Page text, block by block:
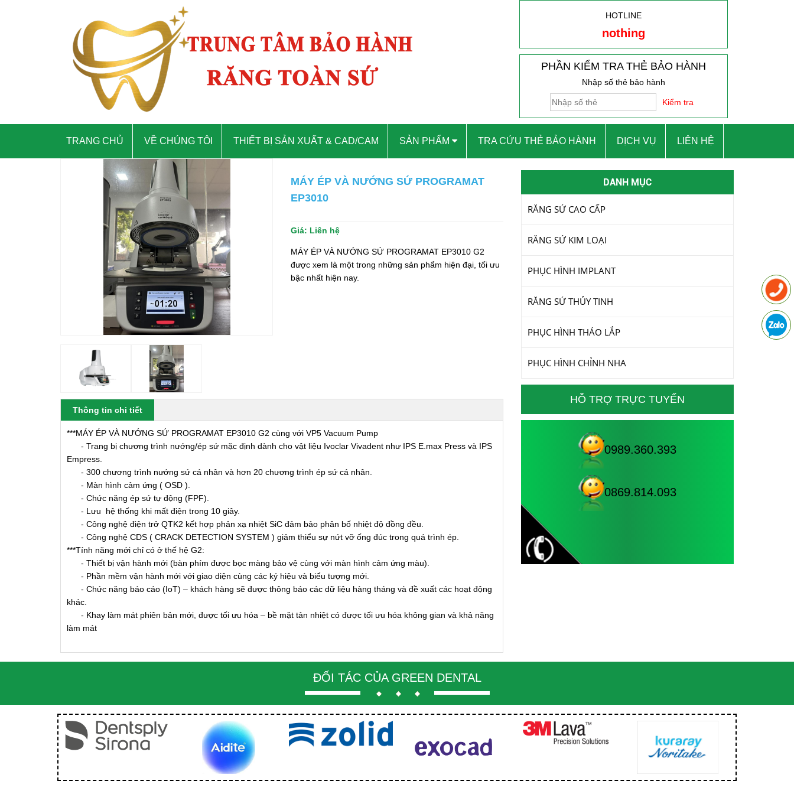
HOTLINE
nothing
PHẦN KIỂM TRA THẺ BẢO HÀNH
Nhập số thẻ bảo hành
Kiểm tra
TRANG CHỦ VỀ CHÚNG TÔI THIẾT BỊ SẢN XUẤT & CAD/CAM SẢN PHẨM TRA CỨU THẺ BẢO HÀNH DỊCH VỤ LIÊN HỆ
MÁY ÉP VÀ NƯỚNG SỨ PROGRAMAT
EP3010
Giá: Liên hệ
MÁY ÉP VÀ NƯỚNG SỨ PROGRAMAT EP3010 G2
được xem là một trong những sản phẩm hiện đại, tối ưu
bậc nhất hiện nay.
Thông tin chi tiết
***MÁY ÉP VÀ NƯỚNG SỨ PROGRAMAT EP3010 G2 cùng với VP5 Vacuum Pump
- Trang bị chương trình nướng/ép sứ mặc định dành cho vật liệu Ivoclar Vivadent như IPS E.max Press và IPS
Empress.
- 300 chương trình nướng sứ cá nhân và hơn 20 chương trình ép sứ cá nhân.
- Màn hình cảm ứng ( OSD ).
- Chức năng ép sứ tự động (FPF).
- Lưu hệ thống khi mất điện trong 10 giây.
- Công nghệ điện trở QTK2 kết hợp phản xạ nhiệt SiC đảm bảo phân bố nhiệt độ đồng đều.
- Công nghệ CDS ( CRACK DETECTION SYSTEM ) giảm thiểu sự nứt vỡ ống đúc trong quá trình ép.
***Tính năng mới chỉ có ở thế hệ G2:
- Thiết bị vận hành mới (bàn phím được bọc màng bảo vệ cùng với màn hình cảm ứng màu).
- Phần mềm vận hành mới với giao diện cùng các ký hiệu và biểu tượng mới.
- Chức năng báo cáo (IoT) – khách hàng sẽ được thông báo các dữ liệu hàng tháng và đề xuất các hoạt động
khác.
- Khay làm mát phiên bản mới, được tối ưu hóa – bề mặt tản nhiệt có được tối ưu hóa không gian và khả năng
làm mát
DANH MỤC
RĂNG SỨ CAO CẤP
RĂNG SỨ KIM LOẠI
PHỤC HÌNH IMPLANT
RĂNG SỨ THỦY TINH
PHỤC HÌNH THÁO LẮP
PHỤC HÌNH CHỈNH NHA
HỖ TRỢ TRỰC TUYẾN
0989.360.393
0869.814.093
ĐỐI TÁC CỦA GREEN DENTAL